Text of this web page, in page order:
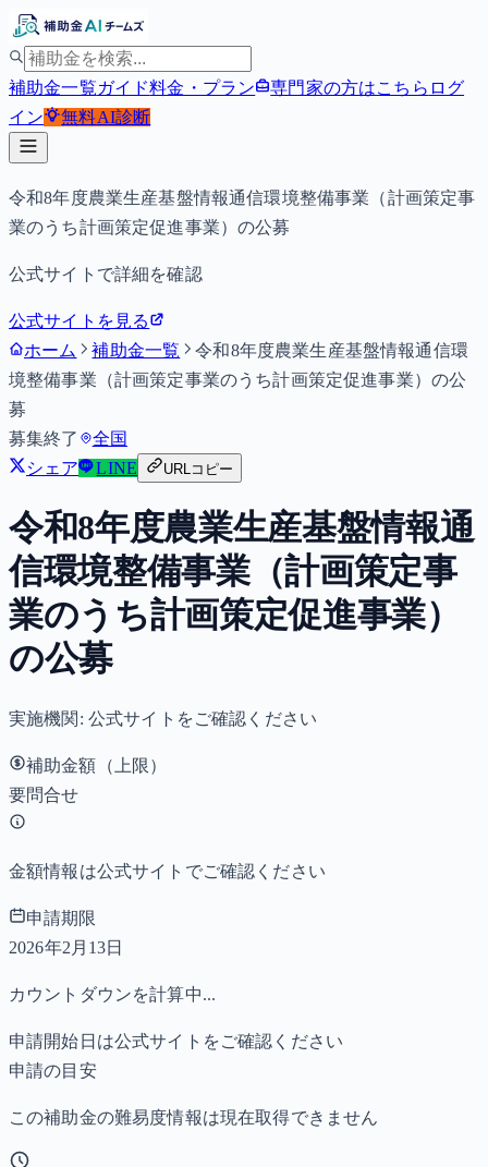
補助金一覧ガイド料金・プラン 専門家の方はこちら ログ
イン
無料AI診断
令和8年度農業生産基盤情報通信環境整備事業（計画策定事
業のうち計画策定促進事業）の公募
公式サイトで詳細を確認
公式サイトを見る
ホーム
補助金一覧
令和8年度農業生産基盤情報通信環
境整備事業（計画策定事業のうち計画策定促進事業）の公
募
募集終了
全国
シェア
LINE URLコピー
令和8年度農業生産基盤情報通
信環境整備事業（計画策定事
業のうち計画策定促進事業）
の公募
実施機関: 公式サイトをご確認ください
補助金額（上限）
要問合せ
金額情報は公式サイトでご確認ください
申請期限
2026年2月13日
カウントダウンを計算中...
申請開始日は公式サイトをご確認ください
申請の目安
この補助金の難易度情報は現在取得できません